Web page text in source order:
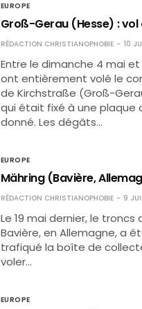
EUROPE
Groß-Gerau (Hesse) :
RÉDACTION CHRISTIANOPHOBIE 10
Entre le dimanche 4 mai
ont entièrement volé le
de Kirchstraße (Groß-
qui était fixé à une plaque
donné. Les dégâts…
EUROPE
Mähring (Bavière,
RÉDACTION CHRISTIANOPHOBIE 9
Le 19 mai dernier, le troncs
Bavière, en Allemagne, a
trafiqué la boîte de
voler…
EUROPE